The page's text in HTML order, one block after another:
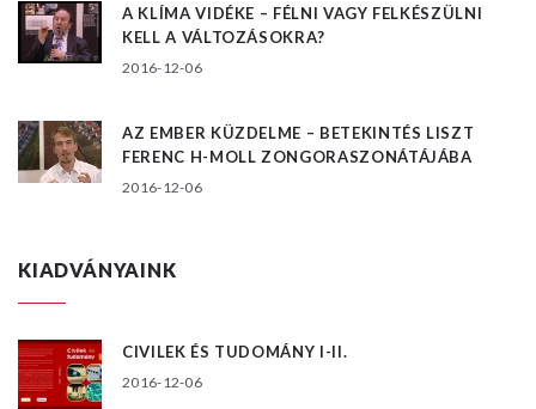
A KLÍMA VIDÉKE – FÉLNI VAGY FELKÉSZÜLNI
KELL A VÁLTOZÁSOKRA?
2016-12-06
AZ EMBER KÜZDELME – BETEKINTÉS LISZT
FERENC H-MOLL ZONGORASZONÁTÁJÁBA
2016-12-06
KIADVÁNYAINK
CIVILEK ÉS TUDOMÁNY I-II.
2016-12-06